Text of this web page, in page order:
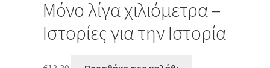
Μόνο λίγα χιλιόμετρα –
Ιστορίες για την Ιστορία